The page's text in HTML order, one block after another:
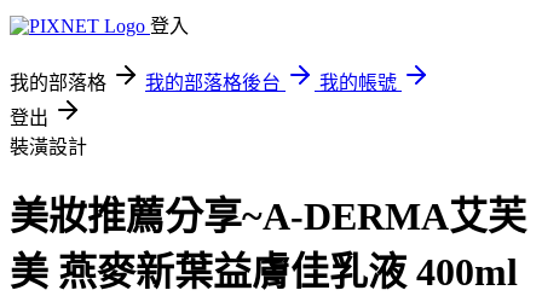
登入
我的部落格 我的部落格後台
我的帳號
登出
裝潢設計
美妝推薦分享~A-DERMA艾芙
美 燕麥新葉益膚佳乳液 400ml